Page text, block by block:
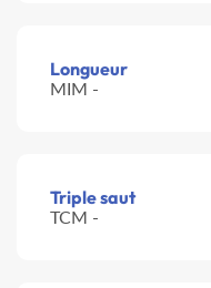
Longueur
MIM -
Triple saut
TCM -